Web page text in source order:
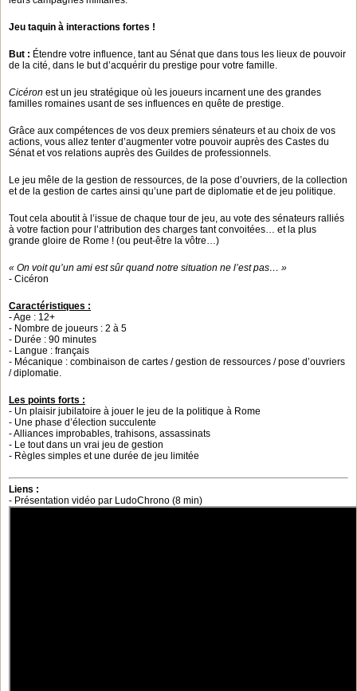
Jeu taquin à interactions fortes !
But : Étendre votre influence, tant au Sénat que dans tous les lieux de pouvoir
de la cité, dans le but d’acquérir du prestige pour votre famille.
Cicéron est un jeu stratégique où les joueurs incarnent une des grandes
familles romaines usant de ses influences en quête de prestige.
Grâce aux compétences de vos deux premiers sénateurs et au choix de vos
actions, vous allez tenter d’augmenter votre pouvoir auprès des Castes du
Sénat et vos relations auprès des Guildes de professionnels.
Le jeu mêle de la gestion de ressources, de la pose d’ouvriers, de la collection
et de la gestion de cartes ainsi qu’une part de diplomatie et de jeu politique.
Tout cela aboutit à l’issue de chaque tour de jeu, au vote des sénateurs ralliés
à votre faction pour l’attribution des charges tant convoitées… et la plus
grande gloire de Rome ! (ou peut-être la vôtre…)
« On voit qu’un ami est sûr quand notre situation ne l’est pas… »
- Cicéron
Caractéristiques :
- Age : 12+
- Nombre de joueurs : 2 à 5
- Durée : 90 minutes
- Langue : français
- Mécanique : combinaison de cartes / gestion de ressources / pose d’ouvriers
/ diplomatie.
Les points forts :
- Un plaisir jubilatoire à jouer le jeu de la politique à Rome
- Une phase d’élection succulente
- Alliances improbables, trahisons, assassinats
- Le tout dans un vrai jeu de gestion
- Règles simples et une durée de jeu limitée
Liens :
- Présentation vidéo par LudoChrono (8 min)